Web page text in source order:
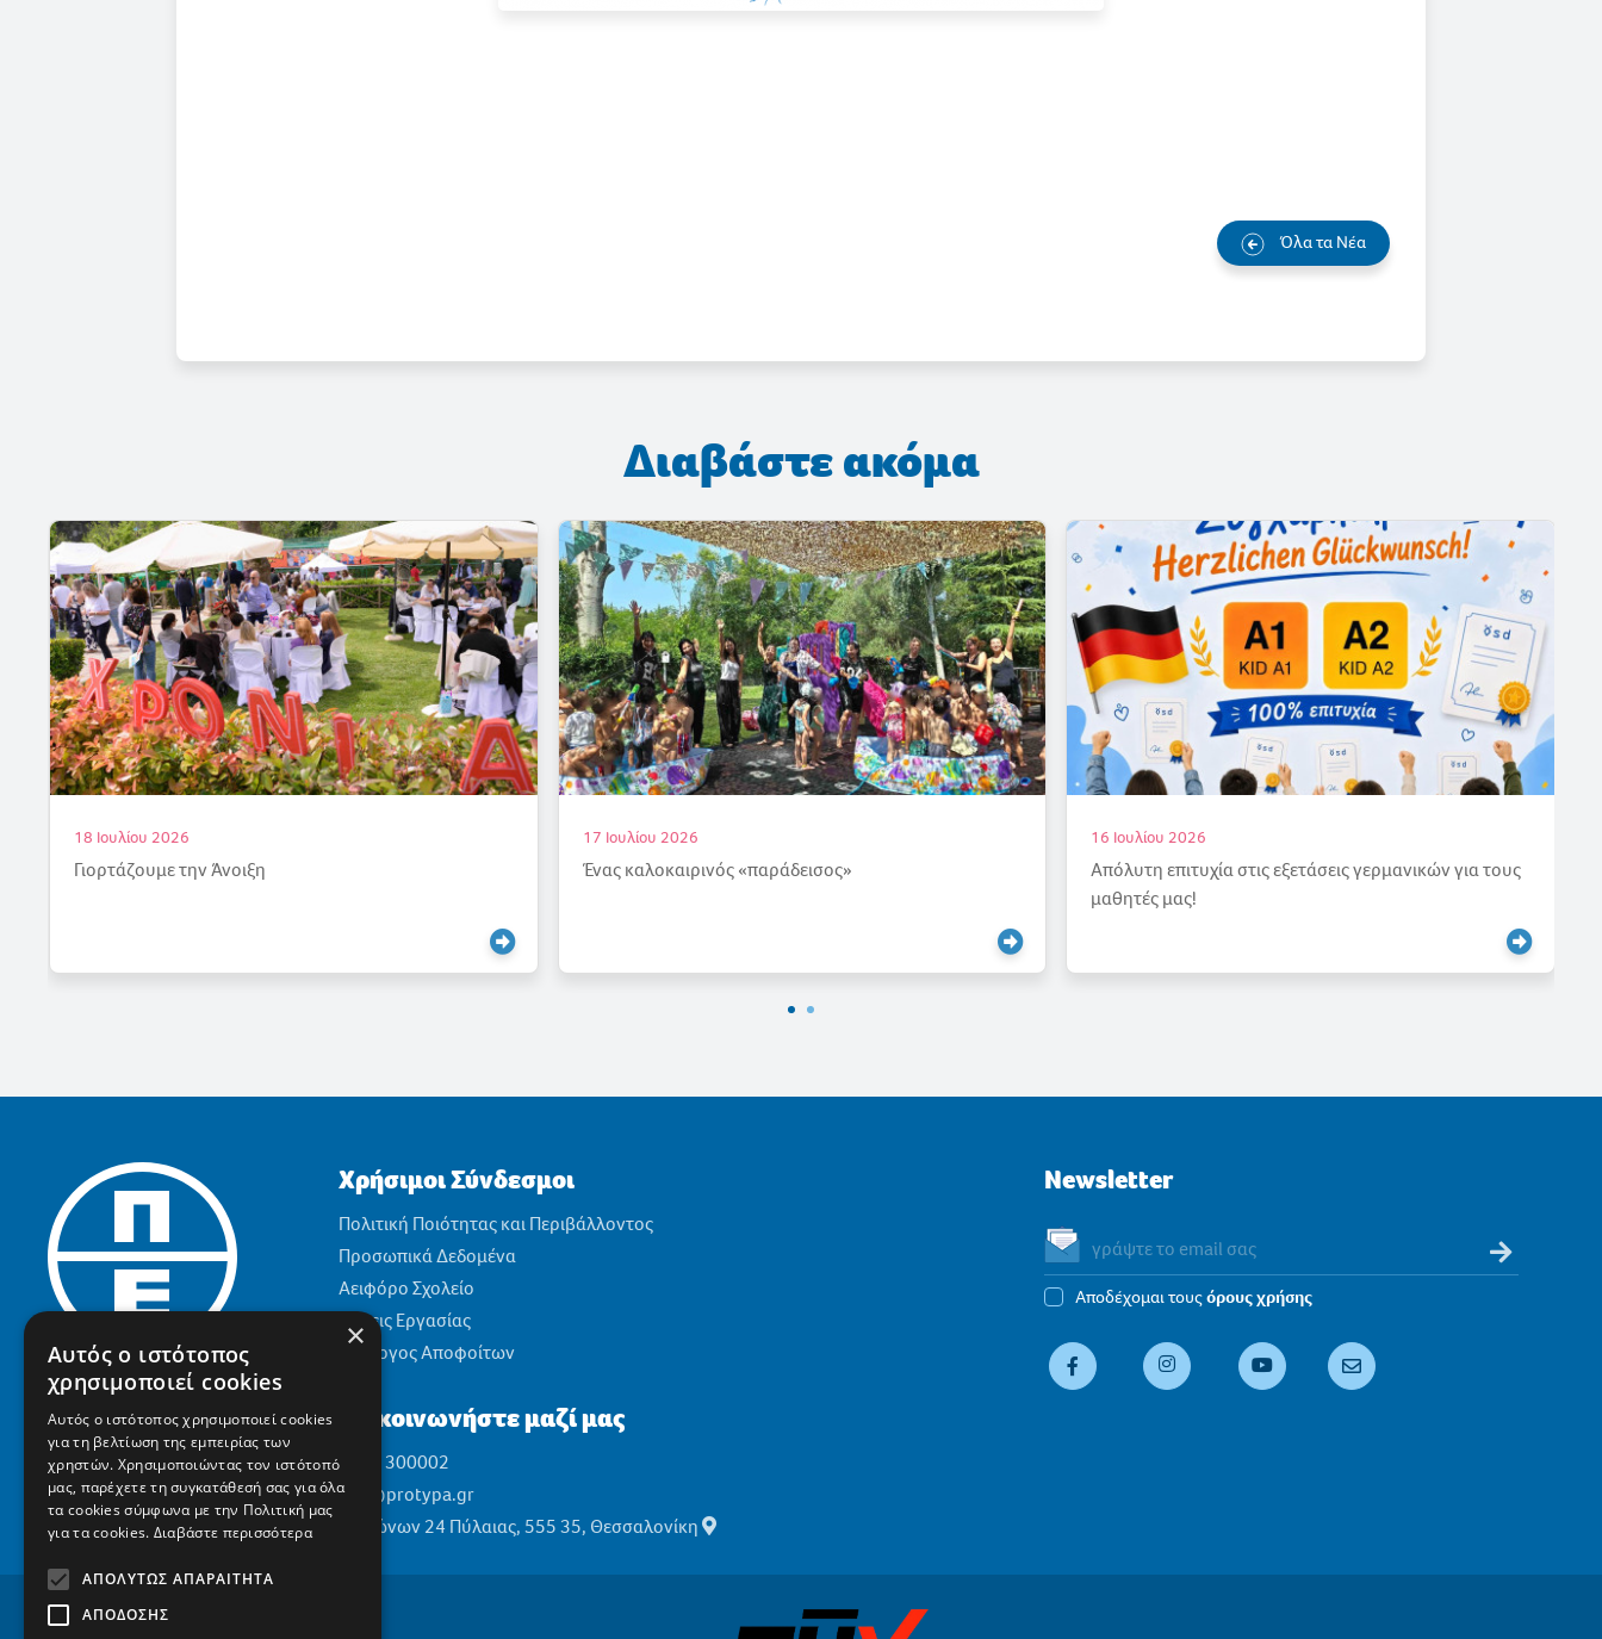
Όλα τα Νέα
Διαβάστε ακόμα
18 Ιουλίου 2026
Γιορτάζουμε την Άνοιξη
17 Ιουλίου 2026
Ένας καλοκαιρινός «παράδεισος»
16 Ιουλίου 2026
Απόλυτη επιτυχία στις εξετάσεις γερμανικών για τους
μαθητές μας!
Χρήσιμοι Σύνδεσμοι
Πολιτική Ποιότητας και Περιβάλλοντος
Προσωπικά Δεδομένα
Αειφόρο Σχολείο
Θέσεις Εργασίας
Σύλλογος Αποφοίτων
Επικοινωνήστε μαζί μας
2310 300002
info@protypa.gr
Ελαιώνων 24 Πύλαιας, 555 35, Θεσσαλονίκη
Newsletter
Αποδέχομαι τουςόρους χρήσης
×
Αυτός ο ιστότοπος
χρησιμοποιεί cookies
Αυτός ο ιστότοπος χρησιμοποιεί cookies
για τη βελτίωση της εμπειρίας των
χρηστών. Χρησιμοποιώντας τον ιστότοπό
μας, παρέχετε τη συγκατάθεσή σας για όλα
τα cookies σύμφωνα με την Πολιτική μας
για τα cookies. Διαβάστε περισσότερα
ΑΠΟΛΎΤΩΣ ΑΠΑΡΑΊΤΗΤΑ
ΑΠΌΔΟΣΗΣ